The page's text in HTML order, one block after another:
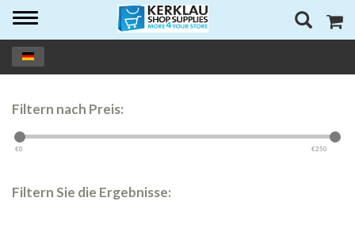
Toggle
Filtern nach Preis:
€0 €250
Filtern Sie die Ergebnisse: